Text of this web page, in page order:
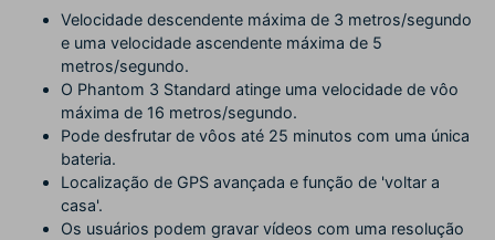
Velocidade descendente máxima de 3 metros/segundo
e uma velocidade ascendente máxima de 5
metros/segundo.
O Phantom 3 Standard atinge uma velocidade de vôo
máxima de 16 metros/segundo.
Pode desfrutar de vôos até 25 minutos com uma única
bateria.
Localização de GPS avançada e função de 'voltar a
casa'.
Os usuários podem gravar vídeos com uma resolução